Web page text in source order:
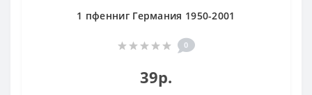
1 пфенниг Германия 1950-2001
0
39р.